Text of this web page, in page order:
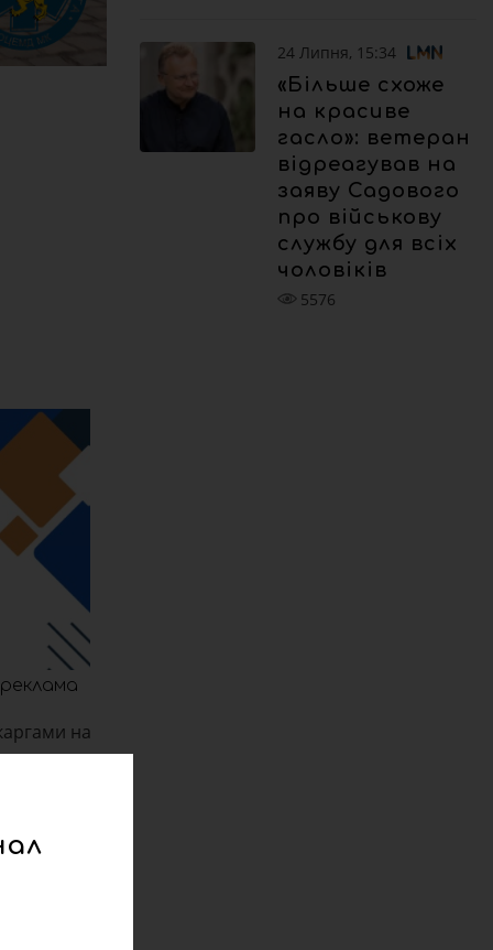
реклама
на
медицини
на якому
24 Липня, 15:34
«Більше схоже
на красиве
гасло»: ветеран
відреагував на
заяву Садового
про військову
службу для всіх
чоловіків
5576